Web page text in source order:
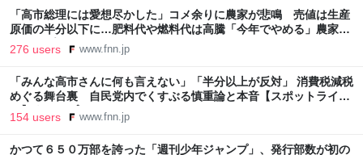
「高市総理には愛想尽かした」コメ余りに農家が悲鳴 売値は生産
原価の半分以下に…肥料代や燃料代は高騰「今年でやめる」農家も
｜FNNプライムオンライン
276 users www.fnn.jp
「みんな高市さんに何も言えない」「半分以上が反対」 消費税減税
めぐる舞台裏 自民党内でくすぶる慎重論と本音【スポットライ
ト】｜FNNプライムオンライン
154 users www.fnn.jp
かつて６５０万部を誇った「週刊少年ジャンプ」、発行部数が初の